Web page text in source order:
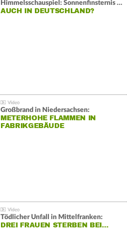
Himmelsschauspiel: Sonnenfinsternis über Spanien
AUCH IN DEUTSCHLAND?
Großbrand in Niedersachsen:
METERHOHE FLAMMEN IN
FABRIKGEBÄUDE
Tödlicher Unfall in Mittelfranken:
DREI FRAUEN STERBEN BEI…